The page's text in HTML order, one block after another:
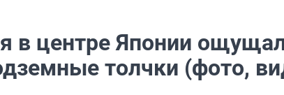
в центре Японии
толчки (фото,